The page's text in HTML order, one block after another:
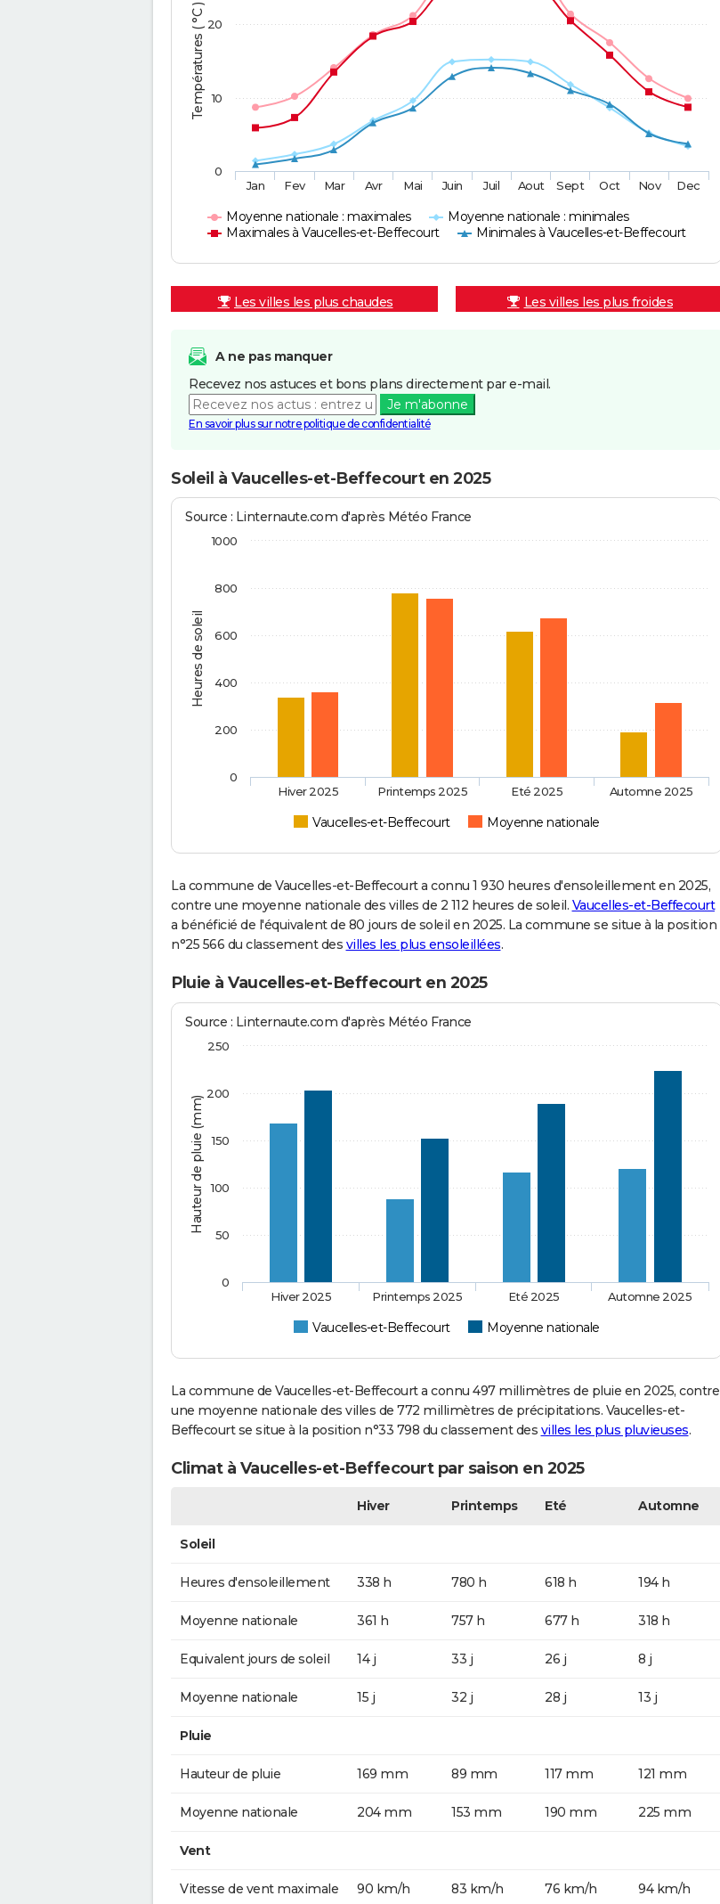
Températures ( °C )
Moyenne nationale : maximales
Moyenne nationale : minimales
Maximales à Vaucelles-et-Beffecourt
Minimales à Vaucelles-et-Beffecourt
Jan Fev Mar Avr Mai Juin Juil Aout Sept Oct Nov Dec
0
10
20
Les villes les plus chaudes Les villes les plus froides
A ne pas manquer
Recevez nos astuces et bons plans directement par e-mail.
Je m'abonne
En savoir plus sur notre politique de confidentialité
Soleil à Vaucelles-et-Beffecourt en 2025
Heures de soleil
Source : Linternaute.com d'après Météo France
Vaucelles-et-Beffecourt Moyenne nationale
Hiver 2025 Printemps 2025 Eté 2025 Automne 2025
0
200
400
600
800
1000
La commune de Vaucelles-et-Beffecourt a connu 1 930 heures d'ensoleillement en 2025,
contre une moyenne nationale des villes de 2 112 heures de soleil. Vaucelles-et-Beffecourt
a bénéficié de l'équivalent de 80 jours de soleil en 2025. La commune se situe à la position
n°25 566 du classement des villes les plus ensoleillées.
Pluie à Vaucelles-et-Beffecourt en 2025
Hauteur de pluie (mm)
Source : Linternaute.com d'après Météo France
Vaucelles-et-Beffecourt Moyenne nationale
Hiver 2025 Printemps 2025 Eté 2025 Automne 2025
0
50
100
150
200
250
La commune de Vaucelles-et-Beffecourt a connu 497 millimètres de pluie en 2025, contre
une moyenne nationale des villes de 772 millimètres de précipitations. Vaucelles-et-
Beffecourt se situe à la position n°33 798 du classement des villes les plus pluvieuses.
Climat à Vaucelles-et-Beffecourt par saison en 2025
Hiver Printemps Eté Automne
Soleil
Heures d'ensoleillement 338 h 780 h 618 h 194 h
Moyenne nationale 361 h 757 h 677 h 318 h
Equivalent jours de soleil 14 j 33 j 26 j 8 j
Moyenne nationale 15 j 32 j 28 j 13 j
Pluie
Hauteur de pluie 169 mm 89 mm 117 mm 121 mm
Moyenne nationale 204 mm 153 mm 190 mm 225 mm
Vent
Vitesse de vent maximale 90 km/h 83 km/h 76 km/h 94 km/h